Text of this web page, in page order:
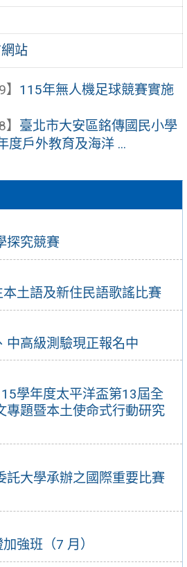
探究競賽
土語及新住民語歌謠比賽
中高級測驗現正報名中
學年度太平洋盃第13屆全
專題暨本土使命式行動研究
託大學承辦之國際重要比賽
強班（7 月）
站
115年無人機足球競賽實施
臺北市大安區銘傳國民小學
度戶外教育及海洋 ...